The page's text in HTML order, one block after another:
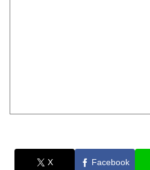
X Facebook